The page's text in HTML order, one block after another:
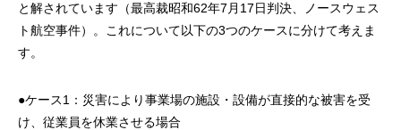
と解されています（最高裁昭和62年7月17日判決、ノースウェス
ト航空事件）。これについて以下の3つのケースに分けて考えま
す。
●ケース1：災害により事業場の施設・設備が直接的な被害を受
け、従業員を休業させる場合